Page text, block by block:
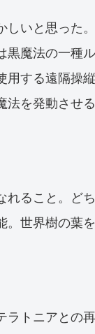
いと思った
黒魔法の一種
用する遠隔操
を発動させ
ること。ど
世界樹の葉
ラトニアとの